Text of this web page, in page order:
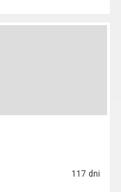
117 dni